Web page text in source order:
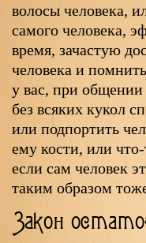
волосы человека,
самого человека,
время, зачастую
человека и
у вас, при
без всяких кукол
или подпортить
ему кости, или
если сам человек
таким образом
Закон